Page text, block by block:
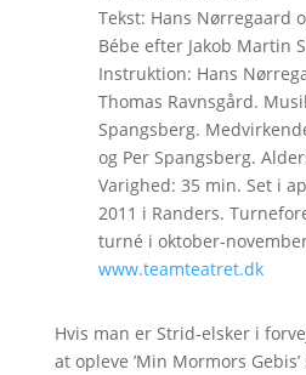
Tekst: Hans Nørregaard
Bébe efter Jakob Martin
Instruktion: Hans
Thomas Ravnsgård.
Spangsberg.
og Per Spangsberg.
Varighed: 35 min. Set i
2011 i Randers.
turné i oktober-
www.teamteatret.dk
Hvis man er Strid-elsker i
at opleve ’Min Mormors